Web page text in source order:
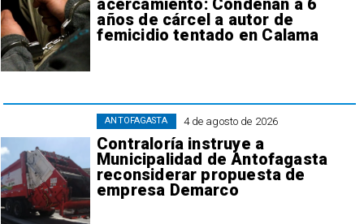
acercamiento: Condenan a 6
años de cárcel a autor de
femicidio tentado en Calama
4 de agosto de 2026
Contraloría instruye a
Municipalidad de Antofagasta
reconsiderar propuesta de
empresa Demarco
ANTOFAGASTA